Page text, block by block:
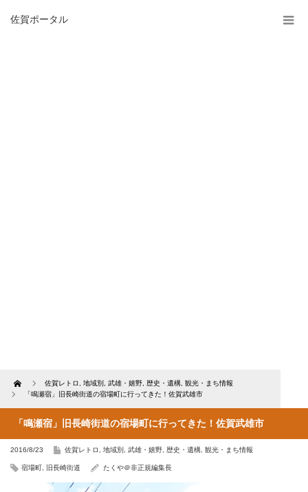
佐賀ポータル
Home 佐賀レトロ 地域別 武雄・嬉野 歴史・遺構 観光・まち情報
「鳴瀬宿」旧長崎街道の宿場町に行ってきた！佐賀武雄市
「鳴瀬宿」旧長崎街道の宿場町に行ってきた！佐賀武雄市
2016/8/23 佐賀レトロ 地域別 武雄・嬉野 歴史・遺構 観光・まち情報
宿場町 旧長崎街道 たくや＠非正規編集長